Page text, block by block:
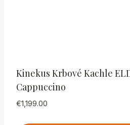
Kinekus Krbové Kachle
Cappuccino
€1,199.00